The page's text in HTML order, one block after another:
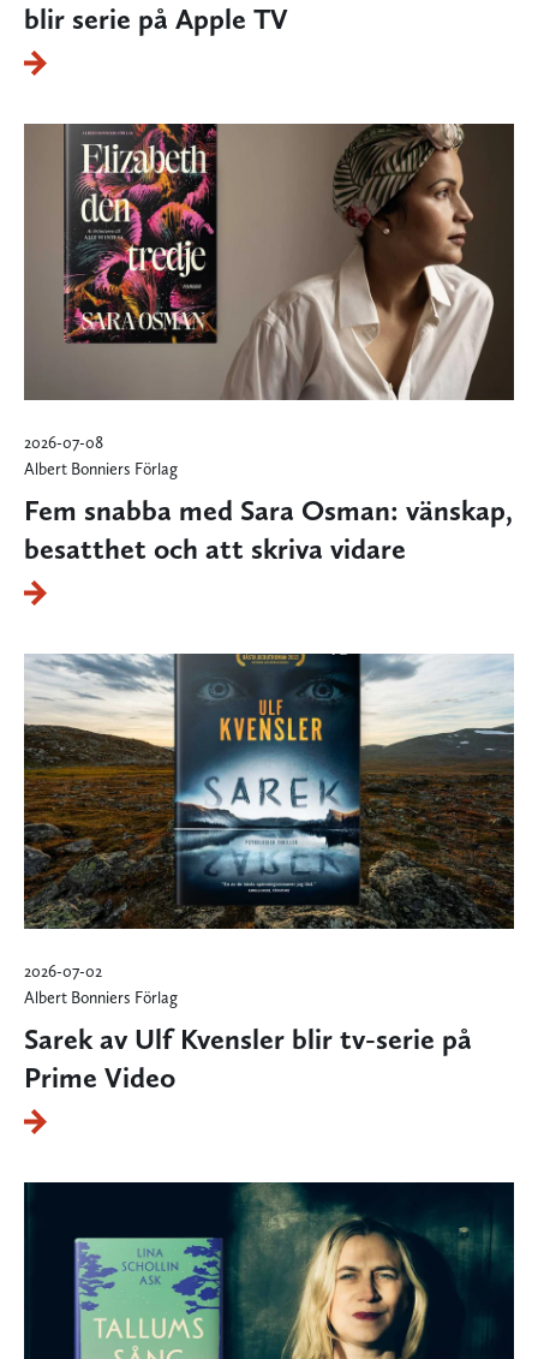
blir serie på Apple TV
2026-07-08
Albert Bonniers Förlag
Fem snabba med Sara Osman: vänskap,
besatthet och att skriva vidare
2026-07-02
Albert Bonniers Förlag
Sarek av Ulf Kvensler blir tv-serie på
Prime Video